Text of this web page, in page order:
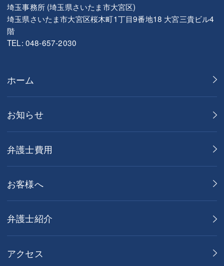
埼玉事務所 (埼玉県さいたま市大宮区)
埼玉県さいたま市大宮区桜木町1丁目9番地18 大宮三貴ビル4
階
TEL: 048-657-2030
ホーム
お知らせ
弁護士費用
お客様へ
弁護士紹介
アクセス